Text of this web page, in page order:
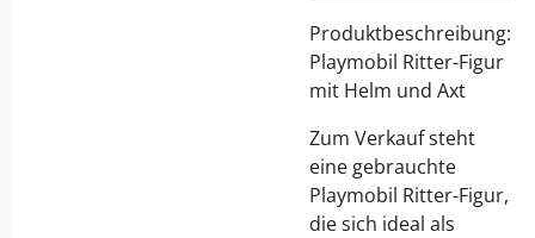
Produktbeschreibung:
Playmobil Ritter-Figur
mit Helm und Axt
Zum Verkauf steht
eine gebrauchte
Playmobil Ritter-Figur,
die sich ideal als